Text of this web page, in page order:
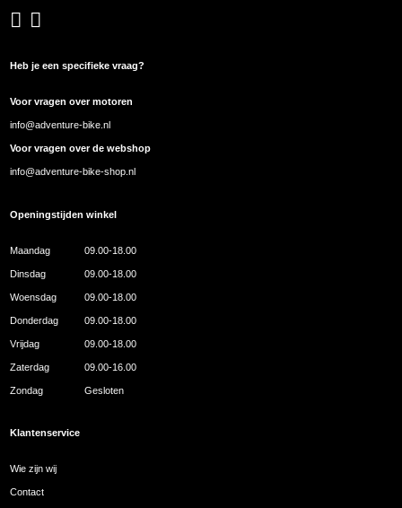
Heb je een specifieke vraag?
Voor vragen over motoren
info@adventure-bike.nl
Voor vragen over de webshop
info@adventure-bike-shop.nl
Openingstijden winkel
Maandag 09.00-18.00
Dinsdag 09.00-18.00
Woensdag 09.00-18.00
Donderdag 09.00-18.00
Vrijdag 09.00-18.00
Zaterdag 09.00-16.00
Zondag Gesloten
Klantenservice
Wie zijn wij
Contact